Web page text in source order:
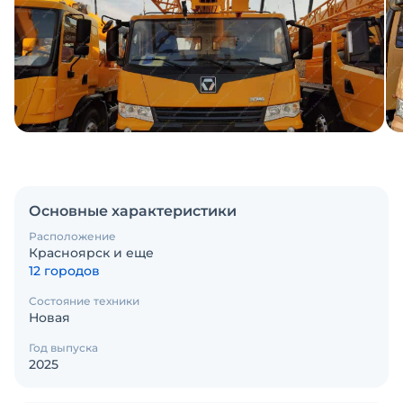
Основные характеристики
Расположение
Красноярск и еще
12 городов
Состояние техники
Новая
Год выпуска
2025